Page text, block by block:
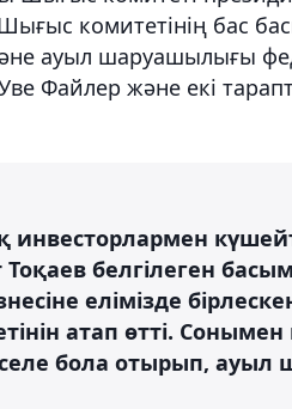
комитетінің бас
ауыл шаруашылығы
Файлер және екі
инвесторлармен
белгілеген
елімізде
атап өтті. Сонымен
бола отырып,